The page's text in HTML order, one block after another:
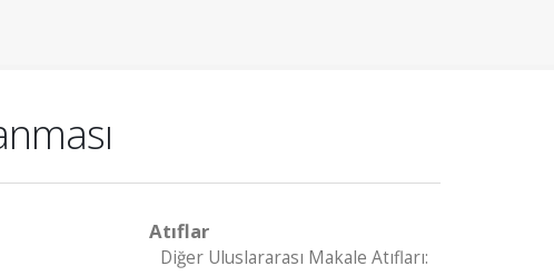
Atıflar
Diğer Uluslararası Makale Atıfları: